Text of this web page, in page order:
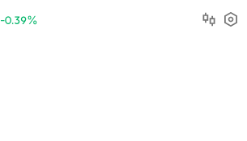
-0.39%